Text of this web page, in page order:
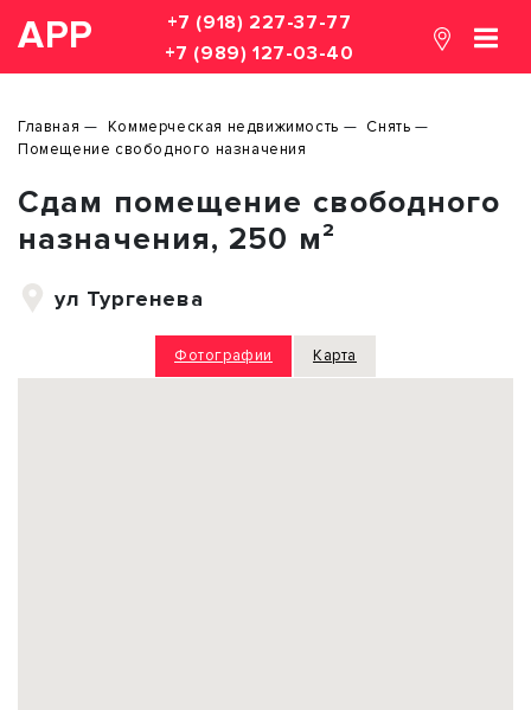
АРР
+7 (918) 227-37-77
+7 (989) 127-03-40
Главная Коммерческая недвижимость
Снять
Помещение свободного назначения
Сдам помещение свободного
назначения, 250 м²
ул Тургенева
Фотографии Карта